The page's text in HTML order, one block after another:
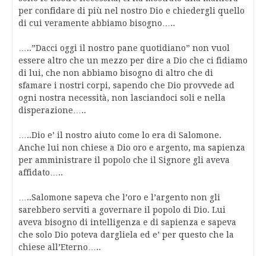
per confidare di più nel nostro Dio e chiedergli quello
di cui veramente abbiamo bisogno…..
…..”Dacci oggi il nostro pane quotidiano” non vuol
essere altro che un mezzo per dire a Dio che ci fidiamo
di lui, che non abbiamo bisogno di altro che di
sfamare i nostri corpi, sapendo che Dio provvede ad
ogni nostra necessità, non lasciandoci soli e nella
disperazione…..
…..Dio e’ il nostro aiuto come lo era di Salomone.
Anche lui non chiese a Dio oro e argento, ma sapienza
per amministrare il popolo che il Signore gli aveva
affidato…..
…..Salomone sapeva che l’oro e l’argento non gli
sarebbero serviti a governare il popolo di Dio. Lui
aveva bisogno di intelligenza e di sapienza e sapeva
che solo Dio poteva dargliela ed e’ per questo che la
chiese all’Eterno…..